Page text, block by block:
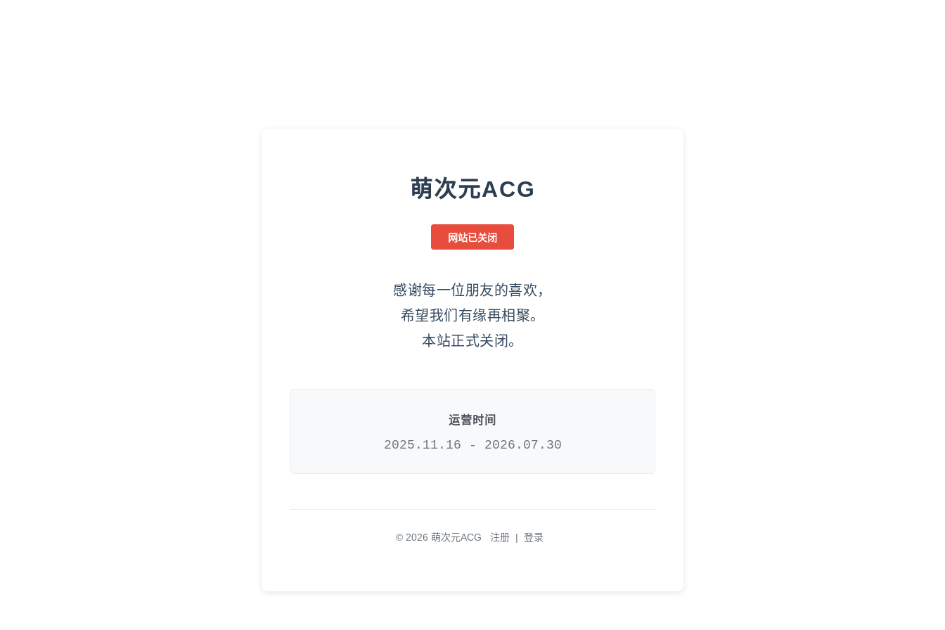
萌次元ACG
网站已关闭
感谢每一位朋友的喜欢，
希望我们有缘再相聚。
本站正式关闭。
运营时间
2025.11.16 - 2026.07.30
© 2026 萌次元ACG 注册 | 登录